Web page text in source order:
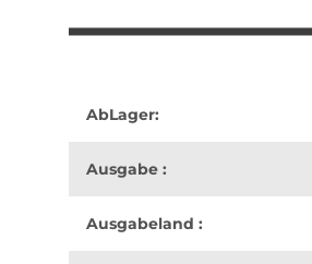
AbLager:
Ausgabe :
Ausgabeland :